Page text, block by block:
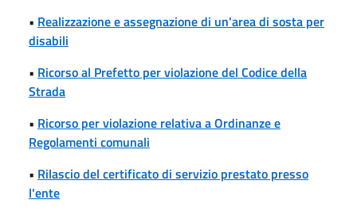
• Realizzazione e assegnazione di un'area di sosta per
disabili
• Ricorso al Prefetto per violazione del Codice della
Strada
• Ricorso per violazione relativa a Ordinanze e
Regolamenti comunali
• Rilascio del certificato di servizio prestato presso
l'ente